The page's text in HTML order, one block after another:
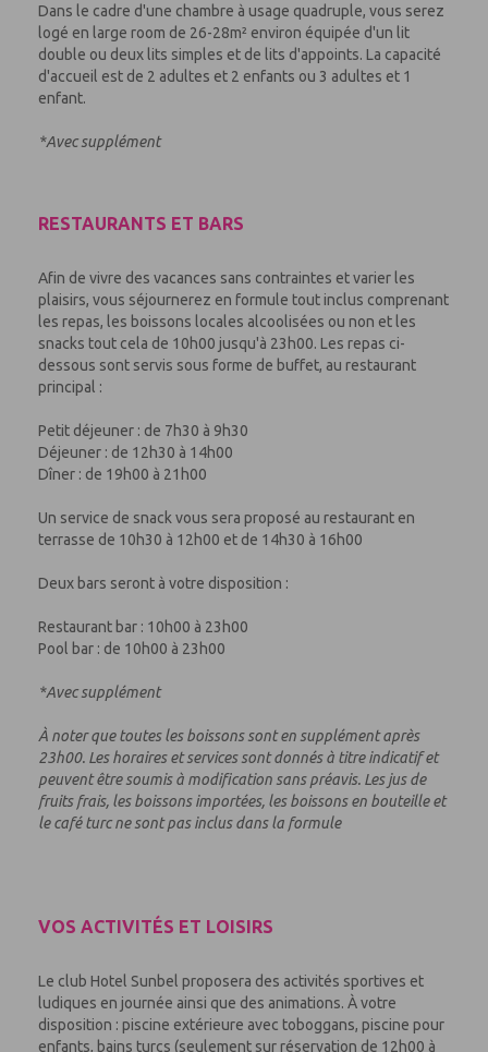
Dans le cadre d'une chambre à usage quadruple, vous serez
logé en large room de 26-28m² environ équipée d'un lit
double ou deux lits simples et de lits d'appoints. La capacité
d'accueil est de 2 adultes et 2 enfants ou 3 adultes et 1
enfant.
*Avec supplément
RESTAURANTS ET BARS
Afin de vivre des vacances sans contraintes et varier les
plaisirs, vous séjournerez en formule tout inclus comprenant
les repas, les boissons locales alcoolisées ou non et les
snacks tout cela de 10h00 jusqu'à 23h00. Les repas ci-
dessous sont servis sous forme de buffet, au restaurant
principal :
Petit déjeuner : de 7h30 à 9h30
Déjeuner : de 12h30 à 14h00
Dîner : de 19h00 à 21h00
Un service de snack vous sera proposé au restaurant en
terrasse de 10h30 à 12h00 et de 14h30 à 16h00
Deux bars seront à votre disposition :
Restaurant bar : 10h00 à 23h00
Pool bar : de 10h00 à 23h00
*Avec supplément
À noter que toutes les boissons sont en supplément après
23h00. Les horaires et services sont donnés à titre indicatif et
peuvent être soumis à modification sans préavis. Les jus de
fruits frais, les boissons importées, les boissons en bouteille et
le café turc ne sont pas inclus dans la formule
VOS ACTIVITÉS ET LOISIRS
Le club Hotel Sunbel proposera des activités sportives et
ludiques en journée ainsi que des animations. À votre
disposition : piscine extérieure avec toboggans, piscine pour
enfants, bains turcs (seulement sur réservation de 12h00 à